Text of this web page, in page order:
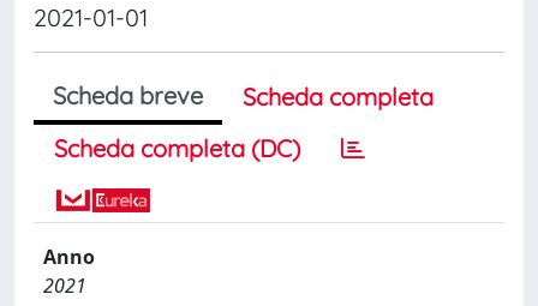
2021-01-01
Scheda breve
Scheda completa
Scheda completa (DC)
Anno
2021